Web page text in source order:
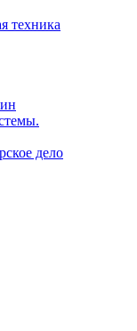
техника
дело